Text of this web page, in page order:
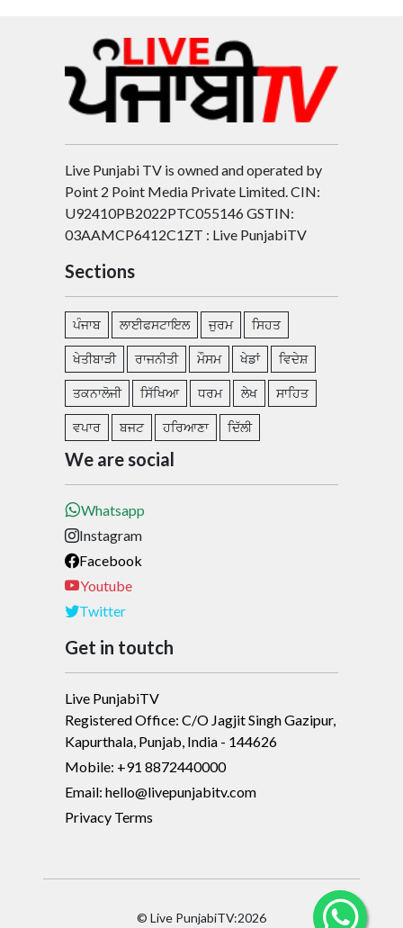
Live Punjabi TV is owned and operated by
Point 2 Point Media Private Limited. CIN:
U92410PB2022PTC055146 GSTIN:
03AAMCP6412C1ZT : Live PunjabiTV
Sections
ਪੰਜਾਬ ਲਾਈਫਸਟਾਇਲ ਜੁਰਮ ਸਿਹਤ
ਖੇਤੀਬਾੜੀ ਰਾਜਨੀਤੀ ਮੌਸਮ ਖੇਡਾਂ ਵਿਦੇਸ਼
ਤਕਨਾਲੋਜੀ ਸਿੱਖਿਆ ਧਰਮ ਲੇਖ ਸਾਹਿਤ
ਵਪਾਰ ਬਜਟ ਹਰਿਆਣਾ ਦਿੱਲੀ
We are social
Whatsapp
Instagram
Facebook
Youtube
Twitter
Get in toutch
Live PunjabiTV
Registered Office: C/O Jagjit Singh Gazipur,
Kapurthala, Punjab, India - 144626
Mobile: +91 8872440000
Email: hello@livepunjabitv.com
Privacy Terms
© Live PunjabiTV:2026